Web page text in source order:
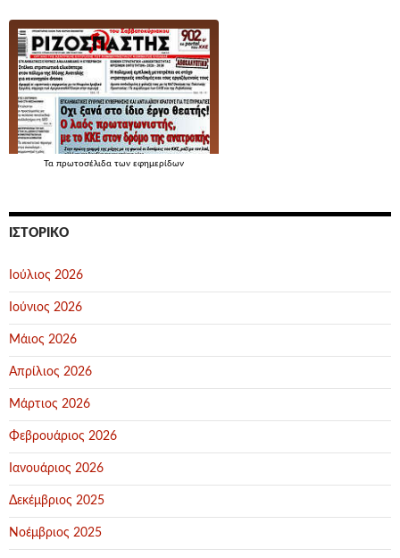
Τα πρωτοσέλιδα των εφημερίδων
ΙΣΤΟΡΙΚΌ
Ιούλιος 2026
Ιούνιος 2026
Μάιος 2026
Απρίλιος 2026
Μάρτιος 2026
Φεβρουάριος 2026
Ιανουάριος 2026
Δεκέμβριος 2025
Νοέμβριος 2025